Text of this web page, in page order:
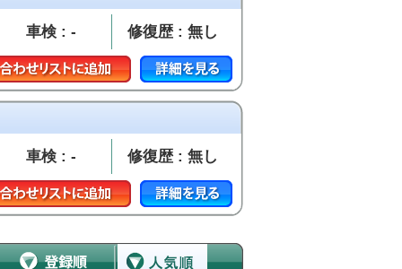
車検 : - 修復歴 : 無し
車検 : - 修復歴 : 無し